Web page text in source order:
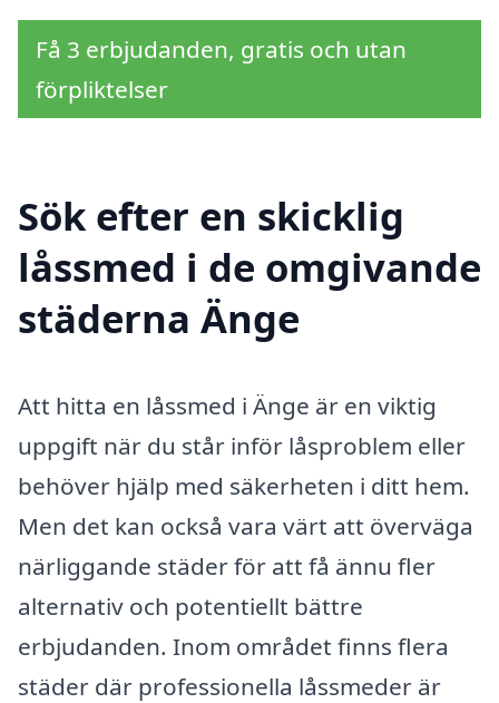
Få 3 erbjudanden, gratis och utan
förpliktelser
Sök efter en skicklig
låssmed i de omgivande
städerna Änge
Att hitta en låssmed i Änge är en viktig
uppgift när du står inför låsproblem eller
behöver hjälp med säkerheten i ditt hem.
Men det kan också vara värt att överväga
närliggande städer för att få ännu fler
alternativ och potentiellt bättre
erbjudanden. Inom området finns flera
städer där professionella låssmeder är